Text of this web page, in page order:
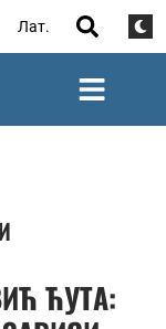
Лат.
ЋУТА: